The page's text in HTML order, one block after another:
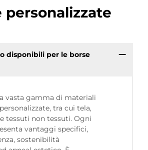
personalizzate
disponibili per le borse
vasta gamma di materiali
tra cui tela,
tessuti non tessuti. Ogni
vantaggi specifici,
sostenibilità